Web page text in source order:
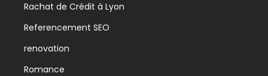
Rachat de Crédit à Lyon
Referencement SEO
renovation
Romance